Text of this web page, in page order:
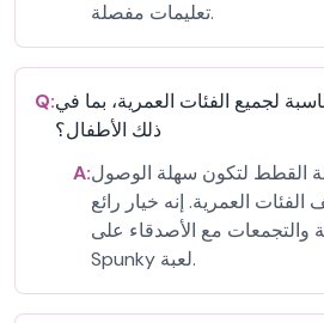
تعليمات مفصلة.
Q:لجميع الفئات العمرية، بما في
ذلك الأطفال؟
A:القطط لتكون سهلة الوصول
العمرية. إنه خيار رائع
والتجمعات مع الأصدقاء على
Spunky لعبة.